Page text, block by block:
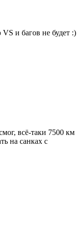
и багов не будет :)
всё-таки 7500 км
на санках с